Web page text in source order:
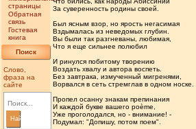
страницы
Обратная
связь
Гостевая
книга
Поиск
Слово,
фраза на
сайте
Найти
За суверенность родины своей.
Был ясным взор, но ярость негасимая
Вздымалась из неведомых глубин.
Вы были так разгневаны, любимая,
Что я еще сильнее полюбил
И ринулся побитому творению
Воздать хвалу и автора воспеть.
Без завтрака, измученный мигренями,
Ворвался в сеть стремглав в одном носке.
Пропел осанну знакам препинания
И каждой букве вашего poème,
Уже проголодался, но - внимание! -
Подумал: "Допишу, потом поем".